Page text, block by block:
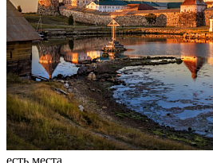
есть места